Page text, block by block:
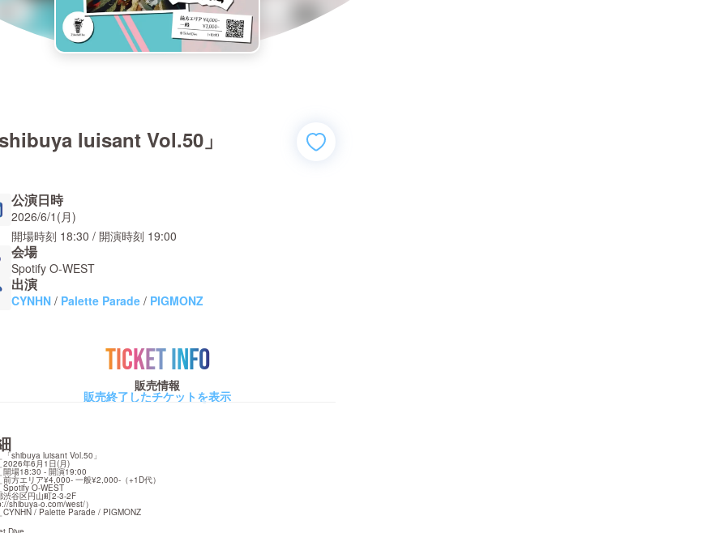
shibuya luisant Vol.50」
公演日時
2026/6/1(月)
開場時刻 18:30 / 開演時刻 19:00
会場
Spotify O-WEST
出演
CYNHN / Palette Parade / PIGMONZ
TICKET INFO
販売情報
販売終了したチケットを表示
「shibuya luisant Vol.50」
2026年6月1日(月)
開場18:30 - 開演19:00
前方エリア¥4,000- 一般¥2,000-（+1D代）
Spotify O-WEST
渋谷区円山町2-3-2F
shibuya-o.com/west/）
CYNHN / Palette Parade / PIGMONZ